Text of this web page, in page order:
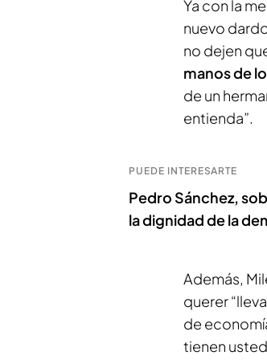
Ya con la
nuevo
no dejen
manos de
de un
entienda”.
PUEDE INTERESARTE
Pedro Sánchez,
la dignidad de la
Además,
querer
de
tienen